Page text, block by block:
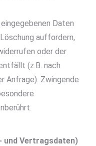
Daten
auffordern,
oder der
(z.B. nach
Anfrage). Zwingende
und Vertragsdaten)